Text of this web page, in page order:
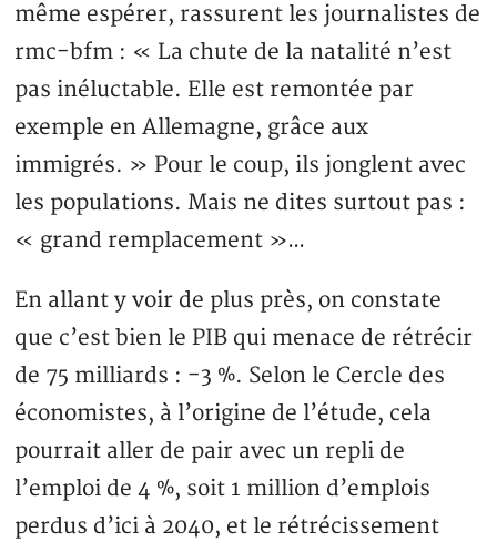
même espérer, rassurent les journalistes de
rmc-bfm : « La chute de la natalité n’est
pas inéluctable. Elle est remontée par
exemple en Allemagne, grâce aux
immigrés. » Pour le coup, ils jonglent avec
les populations. Mais ne dites surtout pas :
« grand remplacement »…
En allant y voir de plus près, on constate
que c’est bien le PIB qui menace de rétrécir
de 75 milliards : -3 %. Selon le Cercle des
économistes, à l’origine de l’étude, cela
pourrait aller de pair avec un repli de
l’emploi de 4 %, soit 1 million d’emplois
perdus d’ici à 2040, et le rétrécissement